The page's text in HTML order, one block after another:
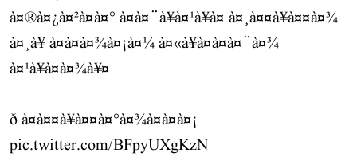
à¤®à¤¿à¤²à¤à¤° à¤à¤¨à¥à¤¹à¥à¤ à¤¸à¤¤à¥à¤¤à¤¾
à¤¸à¥ à¤à¤à¤¾à¤¡à¤¼ à¤«à¥à¤à¤à¤¨à¤¾
à¤¹à¥à¤à¤¾à¥¤
ð à¤à¤¤à¥à¤¤à¤°à¤¾à¤à¤à¤¡
pic.twitter.com/BFpyUXgKzN